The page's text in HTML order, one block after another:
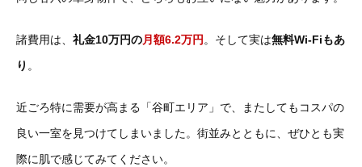
諸費用は、 礼金10万円の月額6.2万円。そして実は無料Wi-Fiもあ
り 。
近ごろ特に需要が高まる「谷町エリア」で、またしてもコスパの
良い一室を見つけてしまいました。街並みとともに、ぜひとも実
際に肌で感じてみてください。